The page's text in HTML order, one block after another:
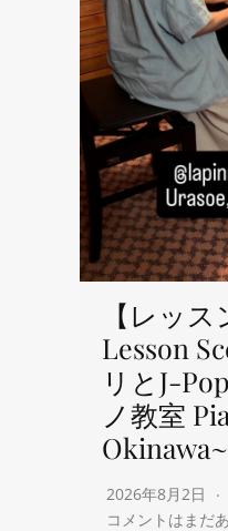
【レッ
Lesson
リとJ-
ノ教室
Okinawa~
2026年8月2日
コメントはまだ